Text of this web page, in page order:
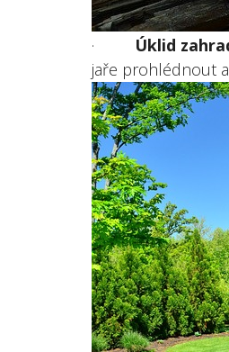
· Úklid
jaře prohlédnout